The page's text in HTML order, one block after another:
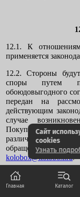
12.1. К
применяется
12.2. Стороны
споры путем
обоюдовыгодного
передан на
действующим
случае
Покупатель
различные формы
обращение должно
kolobox@kolobox.ru.
12.3. Признание
положения
Главная Каталог
Сайт
cookies
Узнать